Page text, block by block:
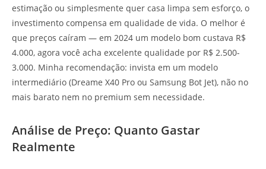
estimação ou simplesmente quer casa limpa sem esforço, o
investimento compensa em qualidade de vida. O melhor é
que preços caíram — em 2024 um modelo bom custava R$
4.000, agora você acha excelente qualidade por R$ 2.500-
3.000. Minha recomendação: invista em um modelo
intermediário (Dreame X40 Pro ou Samsung Bot Jet), não no
mais barato nem no premium sem necessidade.
Análise de Preço: Quanto Gastar
Realmente